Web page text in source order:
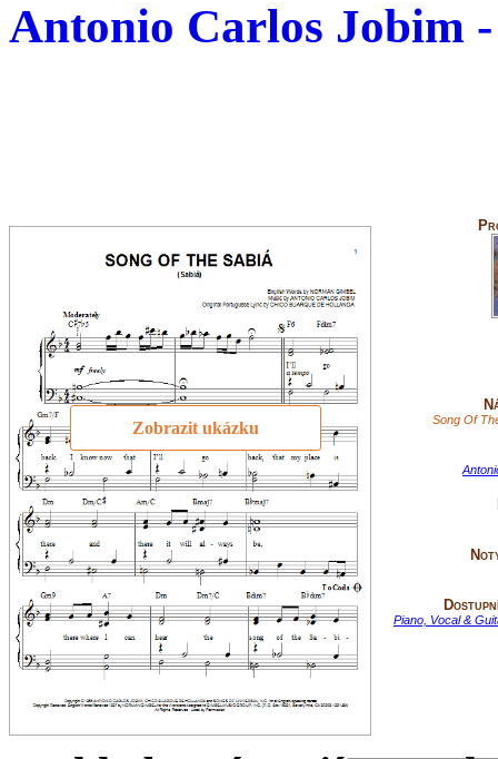
Antonio Carlos Jobim
Zobrazit ukázku Song Of
Piano, Vocal &